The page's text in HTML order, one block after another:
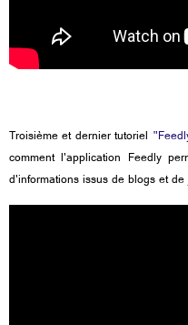
Troisième et dernier tutoriel
comment l'application Feedly
d'informations issus de blogs et